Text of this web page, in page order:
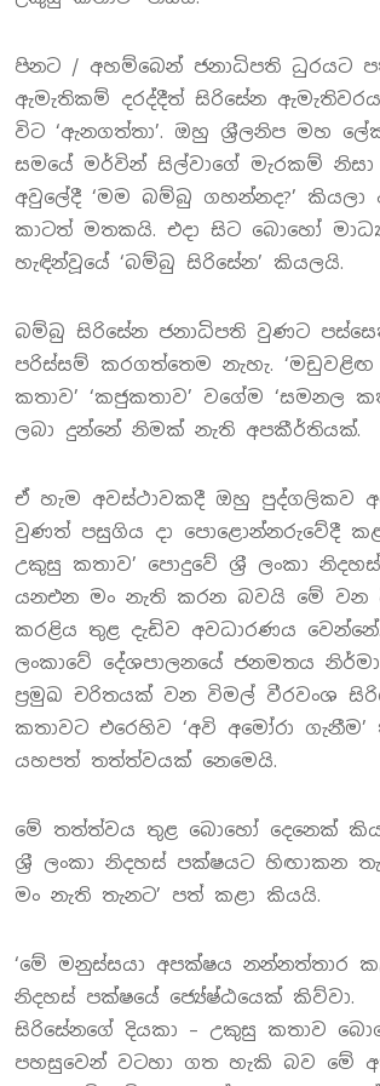
පිනට / අහම්බෙන් ජනාධිපති ධුරයට
ඇමැතිකම් දරද්දීත් සිරිසේන
විට ‘ඇනගත්තා’. ඔහු ශ‍්‍රීලනිප මහ
සමයේ මර්වින් සිල්වාගේ මැරකම්
අවුලේදී ‘මම බම්බු ගහන්නද?’ කියලා
කාටත් මතකයි. එදා සිට බොහෝ
හැඳින්වූයේ ‘බම්බු සිරිසේන’ කියලයි.
බම්බු සිරිසේන ජනාධිපති වුණට
පරිස්සම් කරගත්තෙම නැහැ. ‘මඩුවළිඟ
කතාව’ ‘කජුකතාව’ වගේම ‘සමනල
ලබා දුන්නේ නිමක් නැති අපකීර්තියක්.
ඒ හැම අවස්ථාවකදී ඔහු පුද්ගලිකව
වුණත් පසුගිය දා පොළොන්නරුවේදී කළ
උකුසු කතාව’ පොදුවේ ශ‍්‍රී ලංකා
යනඑන මං නැති කරන බවයි මේ වන
කරළිය තුළ දැඩිව අවධාරණය
ලංකාවේ දේශපාලනයේ ජනමතය
ප‍්‍රමුඛ චරිතයක් වන විමල් වීරවංශ
කතාවට එරෙහිව ‘අවි අමෝරා
යහපත් තත්ත්වයක් නෙමෙයි.
මේ තත්ත්වය තුළ බොහෝ දෙනෙක්
ශ‍්‍රී ලංකා නිදහස් පක්ෂයට හිඟාකන
මං නැති තැනට’ පත් කළා කියයි.
‘මේ මනුස්සයා අපක්ෂය නන්නත්තාර
නිදහස් පක්ෂයේ ජ්‍යේෂ්ඨයෙක් කිව්වා.
සිරිසේනගේ දියකා – උකුසු කතාව
පහසුවෙන් වටහා ගත හැකි බව මේ